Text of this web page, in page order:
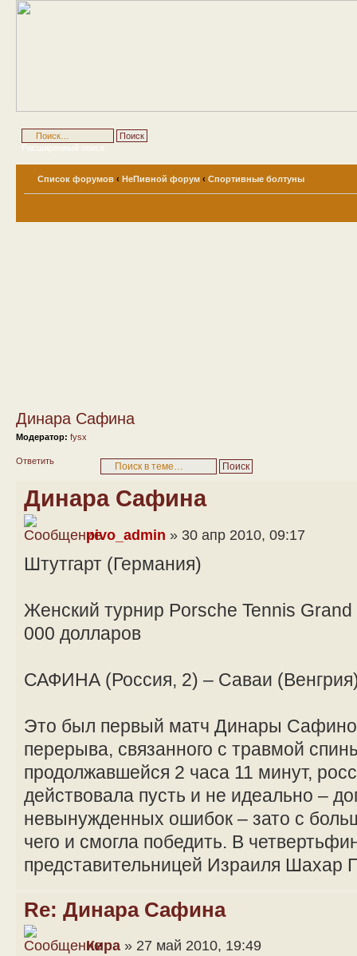
Расширенный поиск
Список форумов ‹ НеПивной форум ‹ Спортивные болтуны
Динара Сафина
Модератор: fysx
Ответить
Динара Сафина
pivo_admin » 30 апр 2010, 09:17
Штутгарт (Германия)
Женский турнир Porsche Tennis
000 долларов
САФИНА (Россия, 2) – Саваи
Это был первый матч Динары
перерыва, связанного с травмой
продолжавшейся 2 часа 11 минут,
действовала пусть и не идеально –
невынужденных ошибок – зато с
чего и смогла победить. В
представительницей Израиля Шахар
Re: Динара Сафина
Кира » 27 май 2010, 19:49